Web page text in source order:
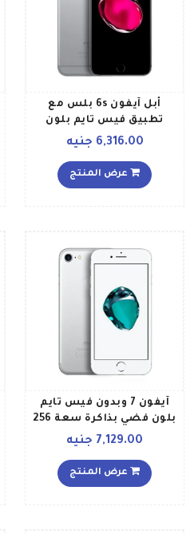
أبل آيفون 6s بلس مع
تطبيق فيس تايم بلون
LTE
6,316.00 جنيه
عرض المنتج
آيفون 7 وبدون فيس تايم
بلون فضي بذاكرة سعة 256
جيجابايت ومزود بخدمة 4G
7,129.00 جنيه
عرض المنتج